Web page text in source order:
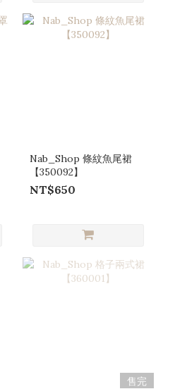
Nab_Shop 條紋魚尾裙
【350092】
NT$650
售完